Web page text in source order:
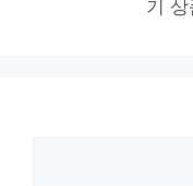
기